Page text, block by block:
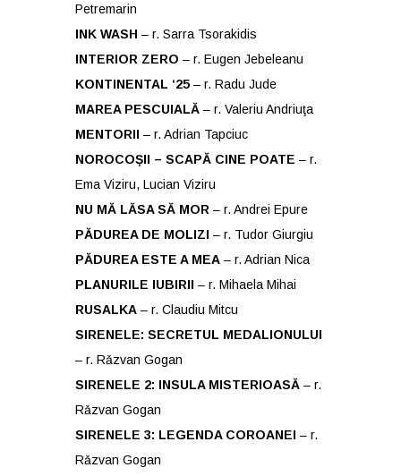
Petremarin
INK WASH – r. Sarra Tsorakidis
INTERIOR ZERO – r. Eugen Jebeleanu
KONTINENTAL ‘25 – r. Radu Jude
MAREA PESCUIALĂ – r. Valeriu Andriuţa
MENTORII – r. Adrian Tapciuc
NOROCOȘII – SCAPĂ CINE POATE – r.
Ema Viziru, Lucian Viziru
NU MĂ LĂSA SĂ MOR – r. Andrei Epure
PĂDUREA DE MOLIZI – r. Tudor Giurgiu
PĂDUREA ESTE A MEA – r. Adrian Nica
PLANURILE IUBIRII – r. Mihaela Mihai
RUSALKA – r. Claudiu Mitcu
SIRENELE: SECRETUL MEDALIONULUI
– r. Rǎzvan Gogan
SIRENELE 2: INSULA MISTERIOASĂ – r.
Rǎzvan Gogan
SIRENELE 3: LEGENDA COROANEI – r.
Rǎzvan Gogan